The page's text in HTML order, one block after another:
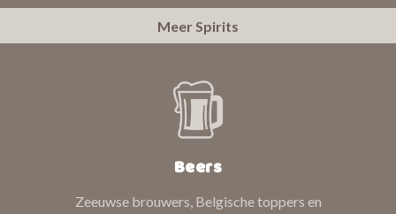
Meer Spirits
Beers
Zeeuwse brouwers, Belgische toppers en